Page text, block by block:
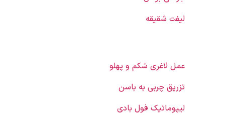
لیفت شقیقه
عمل لاغری شکم و پهلو
تزریق چربی به باسن
لیپوماتیک فول بادی